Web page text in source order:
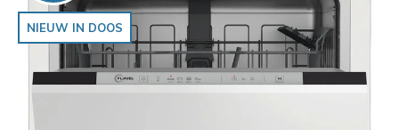
NIEUW IN DOOS